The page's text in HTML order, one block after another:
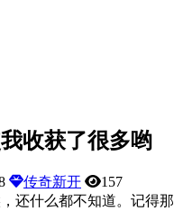
收获了很多哟
传奇新开
157
还什么都不知道。记得